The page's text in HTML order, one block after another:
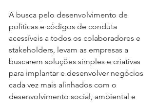
A busca pelo desenvolvimento de
políticas e códigos de conduta
acessíveis a todos os colaboradores e
stakeholders, levam as empresas a
buscarem soluções simples e criativas
para implantar e desenvolver negócios
cada vez mais alinhados com o
desenvolvimento social, ambiental e